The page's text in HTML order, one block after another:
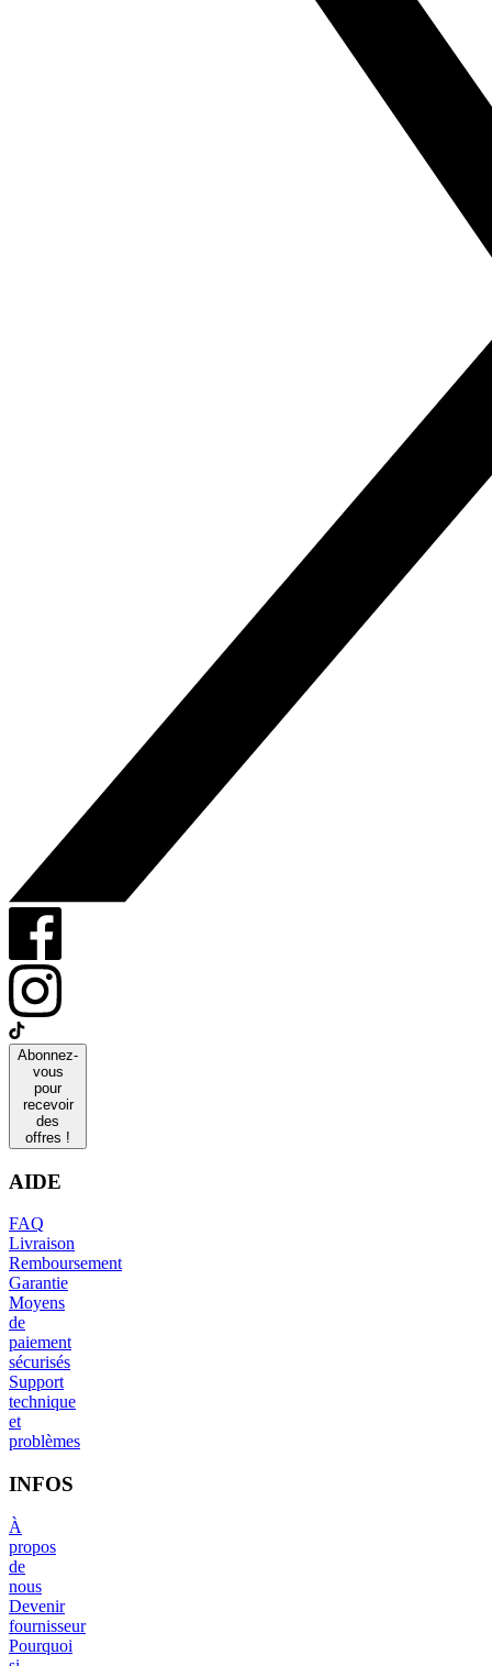
Abonnez-
vous
pour
recevoir
des
offres !
AIDE
FAQ
Livraison
Remboursement
Garantie
Moyens
de
paiement
sécurisés
Support
technique
et
problèmes
INFOS
À
propos
de
nous
Devenir
fournisseur
Pourquoi